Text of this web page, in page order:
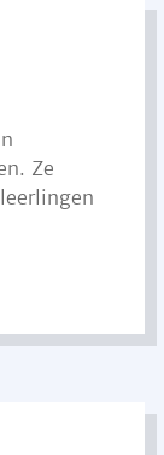
Ze